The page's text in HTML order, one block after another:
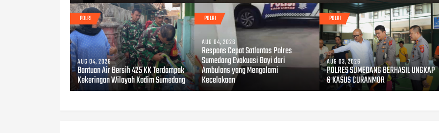
POLRI
AUG 04, 2026
Bantuan Air Bersih 425 KK Terdampak
Kekeringan Wilayah Kodim Sumedang
POLRI
AUG 04, 2026
Respons Cepat Satlantas Polres
Sumedang Evakuasi Bayi dari
Ambulans yang Mengalami
Kecelakaan
POLRI
AUG 03, 2026
POLRES SUMEDANG BERHASIL UNGKAP
6 KASUS CURANMOR